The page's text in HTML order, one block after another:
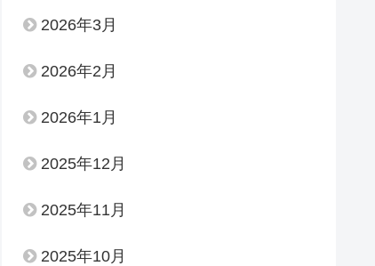
2026年3月
2026年2月
2026年1月
2025年12月
2025年11月
2025年10月